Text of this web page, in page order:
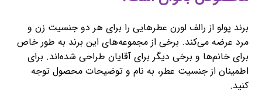
برند پولو از رالف لورن عطرهایی را برای هر دو جنسیت زن و
مرد عرضه می‌کند. برخی از مجموعه‌های این برند به طور خاص
برای خانم‌ها و برخی دیگر برای آقایان طراحی شده‌اند. برای
اطمینان از جنسیت عطر، به نام و توضیحات محصول توجه
کنید.